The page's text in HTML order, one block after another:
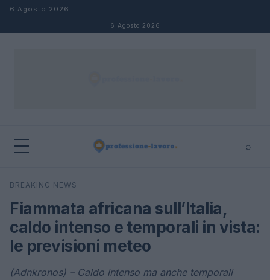
Salta al contenuto
6 Agosto 2026
6 Agosto 2026
⌕
Cerca
BREAKING NEWS
Fiammata africana sull’Italia,
caldo intenso e temporali in vista:
le previsioni meteo
(Adnkronos) – Caldo intenso ma anche temporali